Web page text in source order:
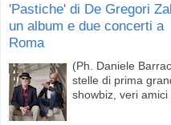
'Pastiche' di De Gregori
un album e due concerti a
Roma
(Ph. Daniele
stelle di prima
showbiz, veri amici